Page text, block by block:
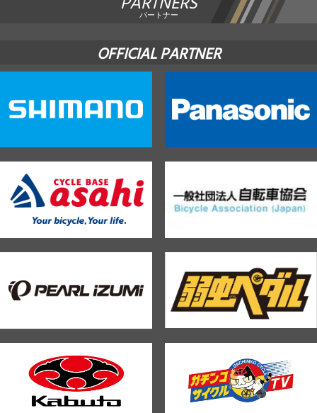
パートナー
OFFICIAL PARTNER